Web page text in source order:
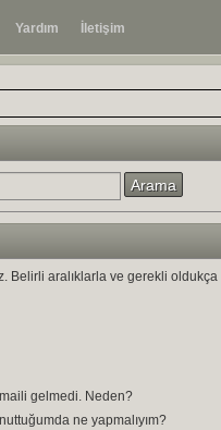
Yardım İletişim
Belirli aralıklarla ve gerekli
gelmedi. Neden?
ne yapmalıyım?